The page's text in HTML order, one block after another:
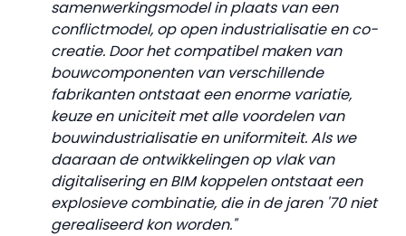
samenwerkingsmodel in plaats van een
conflictmodel, op open industrialisatie en co-
creatie. Door het compatibel maken van
bouwcomponenten van verschillende
fabrikanten ontstaat een enorme variatie,
keuze en uniciteit met alle voordelen van
bouwindustrialisatie en uniformiteit. Als we
daaraan de ontwikkelingen op vlak van
digitalisering en BIM koppelen ontstaat een
explosieve combinatie, die in de jaren '70 niet
gerealiseerd kon worden."